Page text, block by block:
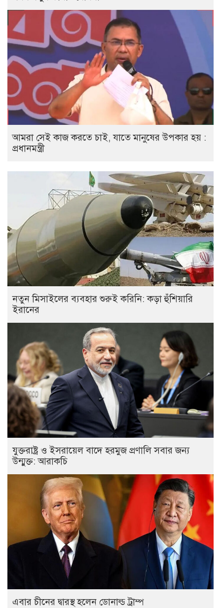
আমরা সেই কাজ করতে চাই, যাতে মানুষের উপকার হয় :
প্রধানমন্ত্রী
নতুন মিসাইলের ব্যবহার শুরুই করিনি: কড়া হুঁশিয়ারি
ইরানের
যুক্তরাষ্ট্র ও ইসরায়েল বাদে হরমুজ প্রণালি সবার জন্য
উন্মুক্ত: আরাকচি
এবার চীনের দ্বারস্থ হলেন ডোনাল্ড ট্রাম্প